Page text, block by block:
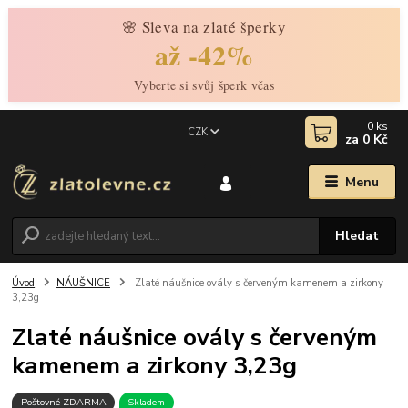
🌸 Sleva na zlaté šperky
až -42%
Vyberte si svůj šperk včas
Menu
CZK
Hledat
0 ks
za 0 Kč
Úvod NÁUŠNICE
Zlaté náušnice ovály s červeným kamenem a zirkony
3,23g
Zlaté náušnice ovály s červeným
kamenem a zirkony 3,23g
Poštovné ZDARMA Skladem